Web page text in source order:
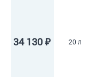
34 130 ₽ 20 л